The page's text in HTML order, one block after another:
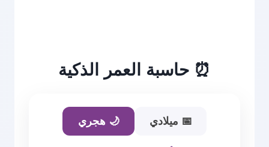
⏰ حاسبة العمر الذكية
📅 ميلادي 🌙 هجري